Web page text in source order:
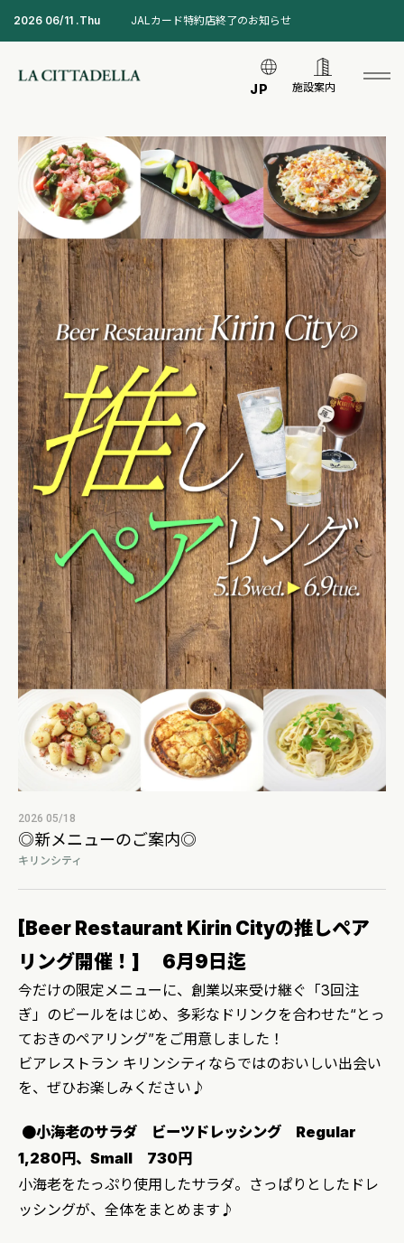
2026 06/11 .Thu JALカード特約店終了のお知らせ
JP 施設案内
2026 05/18
◎新メニューのご案内◎
キリンシティ
[Beer Restaurant Kirin Cityの推しペア
リング開催！] 6月9日迄
今だけの限定メニューに、創業以来受け継ぐ「3回注
ぎ」のビールをはじめ、多彩なドリンクを合わせた“とっ
ておきのペアリング”をご用意しました！
ビアレストラン キリンシティならではのおいしい出会い
を、ぜひお楽しみください♪
●小海老のサラダ ビーツドレッシング Regular
1,280円、Small 730円
小海老をたっぷり使用したサラダ。さっぱりとしたドレ
ッシングが、全体をまとめます♪